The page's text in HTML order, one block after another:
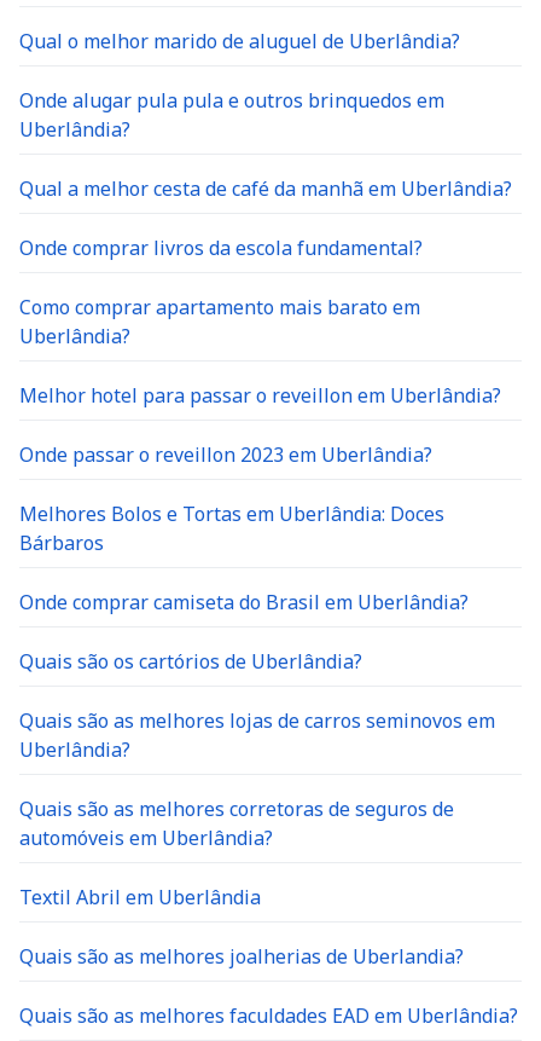
Qual o melhor marido de aluguel de Uberlândia?
Onde alugar pula pula e outros brinquedos em
Uberlândia?
Qual a melhor cesta de café da manhã em Uberlândia?
Onde comprar livros da escola fundamental?
Como comprar apartamento mais barato em
Uberlândia?
Melhor hotel para passar o reveillon em Uberlândia?
Onde passar o reveillon 2023 em Uberlândia?
Melhores Bolos e Tortas em Uberlândia: Doces
Bárbaros
Onde comprar camiseta do Brasil em Uberlândia?
Quais são os cartórios de Uberlândia?
Quais são as melhores lojas de carros seminovos em
Uberlândia?
Quais são as melhores corretoras de seguros de
automóveis em Uberlândia?
Textil Abril em Uberlândia
Quais são as melhores joalherias de Uberlandia?
Quais são as melhores faculdades EAD em Uberlândia?